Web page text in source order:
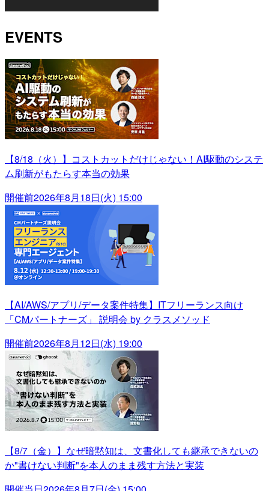
EVENTS
【8/18（火）】コストカットだけじゃない！AI駆動のシステ
ム刷新がもたらす本当の効果
開催前2026年8月18日(火) 15:00
【AI/AWS/アプリ/データ案件特集】ITフリーランス向け
「CMパートナーズ」 説明会 by クラスメソッド
開催前2026年8月12日(水) 19:00
【8/7（金）】なぜ暗黙知は、文書化しても継承できないの
か"書けない判断"を本人のまま残す方法と実装